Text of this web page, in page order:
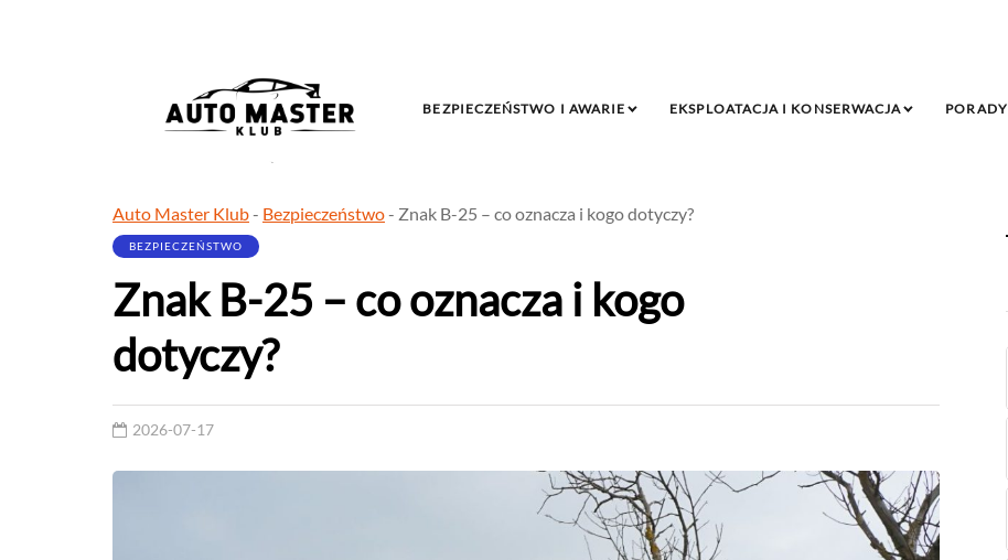
BEZPIECZEŃSTWO I AWARIE EKSPLOATACJA I KONSERWACJA PORADY
Auto Master Klub- Bezpieczeństwo- Znak B-25 – co oznacza i kogo dotyczy?
BEZPIECZEŃSTWO
Znak B-25 – co oznacza i kogo
dotyczy?
2026-07-17